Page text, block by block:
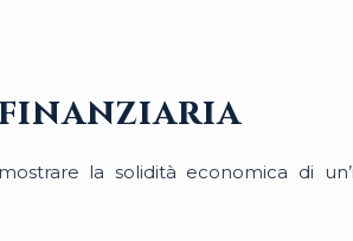
finanziaria
la solidità economica di